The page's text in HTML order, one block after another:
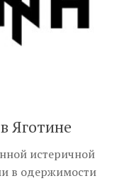
Яготине
истеричной
в одержимости